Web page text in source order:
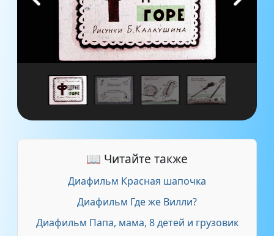
📖 Читайте также
Диафильм Красная шапочка
Диафильм Где же Вилли?
Диафильм Папа, мама, 8 детей и грузовик